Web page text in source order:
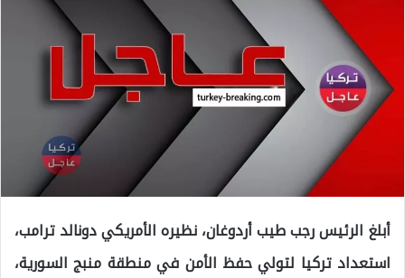
أبلغ الرئيس رجب طيب أردوغان، نظيره الأمريكي دونالد ترامب،
استعداد تركيا لتولي حفظ الأمن في منطقة منبج السورية،